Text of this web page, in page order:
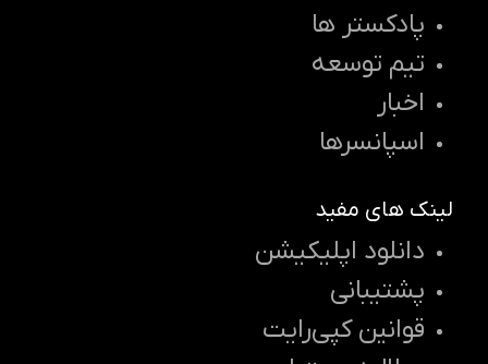
پادکستر ها
تیم توسعه
اخبار
اسپانسرها
لینک های مفید
دانلود اپلیکیشن
پشتیبانی
قوانین کپی‌رایت